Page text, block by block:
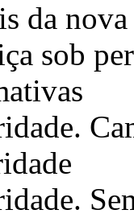
da
sob